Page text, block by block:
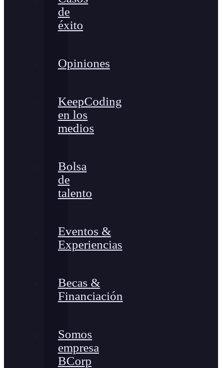
de
éxito
Opiniones
KeepCoding
en los
medios
Bolsa
de
talento
Eventos &
Experiencias
Becas &
Financiación
Somos
empresa
BCorp